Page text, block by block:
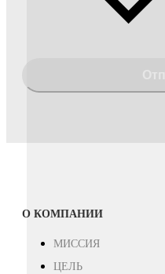
О КОМПАНИИ
МИССИЯ
ЦЕЛЬ